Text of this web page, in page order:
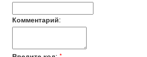
Комментарий: